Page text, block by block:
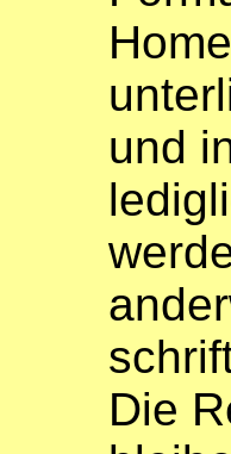
und
Die